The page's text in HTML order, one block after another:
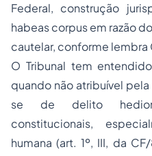
Federal, construção
habeas corpusem razão
cautelar, conforme lembra
O Tribunal tem
quando não atribuível
se de delito
constitucionais,
humana (art. 1º, III, da